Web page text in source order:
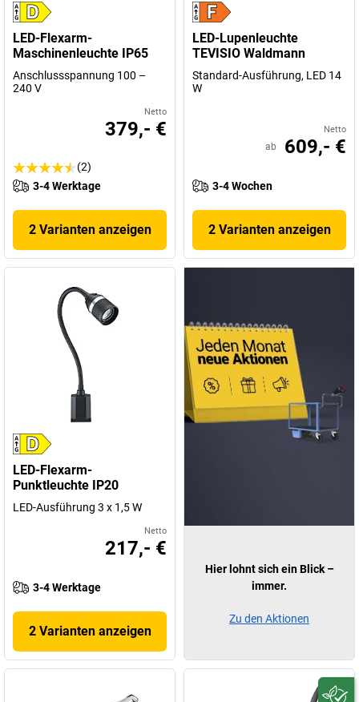
LED-Flexarm-
Maschinenleuchte IP65
Anschlussspannung 100 –
240 V
Netto
379,- €
(2)
3-4 Werktage
2 Varianten anzeigen
LED-Lupenleuchte
TEVISIO Waldmann
Standard-Ausführung, LED 14
W
Netto
ab 609,- €
3-4 Wochen
2 Varianten anzeigen
LED-Flexarm-
Punktleuchte IP20
LED-Ausführung 3 x 1,5 W
Netto
217,- €
3-4 Werktage
2 Varianten anzeigen
Hier lohnt sich ein Blick –
immer.
Zu den Aktionen